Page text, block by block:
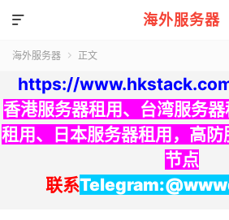
海外服务器

海外服务器  正文
https://
香港服务器租用、 台湾服务器
租用、 日本服务器租用 ， 高防
节点
联系